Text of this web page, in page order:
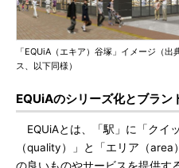
「EQUiA（エキア）谷塚」イメージ（出
ス、以下同様）
EQUiAのシリーズ化とブラン
EQUiAとは、「駅」に「クイ
（quality）」と「エリア（